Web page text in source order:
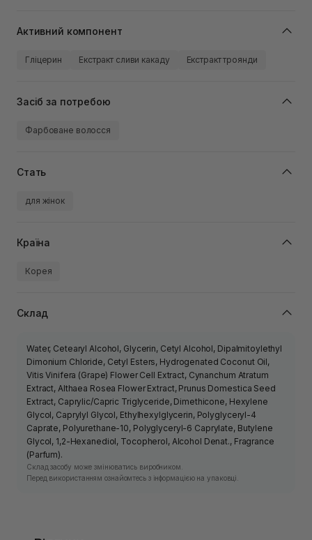
Активний компонент
Гліцерин Екстракт сливи какаду Екстракт троянди
Засіб за потребою
Фарбоване волосся
Стать
для жінок
Країна
Корея
Склад
Water, Cetearyl Alcohol, Glycerin, Cetyl Alcohol, Dipalmitoylethyl
Dimonium Chloride, Cetyl Esters, Hydrogenated Coconut Oil,
Vitis Vinifera (Grape) Flower Cell Extract, Cynanchum Atratum
Extract, Althaea Rosea Flower Extract, Prunus Domestica Seed
Extract, Caprylic/Capric Triglyceride, Dimethicone, Hexylene
Glycol, Caprylyl Glycol, Ethylhexylglycerin, Polyglyceryl-4
Caprate, Polyurethane-10, Polyglyceryl-6 Caprylate, Butylene
Glycol, 1,2-Hexanediol, Tocopherol, Alcohol Denat., Fragrance
(Parfum).
Склад засобу може змінюватись виробником.
Перед використанням ознайомтесь з інформацією на упаковці.